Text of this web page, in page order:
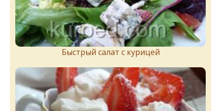
Быстрый салат с курицей